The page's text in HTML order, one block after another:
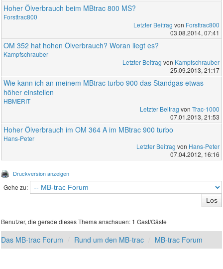
Hoher Ölverbrauch beim MBtrac 800 MS?
Forsttrac800
Letzter Beitrag von Forsttrac800
03.08.2014, 07:41
OM 352 hat hohen Ölverbrauch? Woran liegt es?
Kampfschrauber
Letzter Beitrag von Kampfschrauber
25.09.2013, 21:17
Wie kann ich an meinem MBtrac turbo 900 das Standgas etwas
höher einstellen
HBMERIT
Letzter Beitrag von Trac-1000
07.01.2013, 21:53
Hoher Ölverbrauch im OM 364 A im MBtrac 900 turbo
Hans-Peter
Letzter Beitrag von Hans-Peter
07.04.2012, 16:16
Druckversion anzeigen
Gehe zu:
Benutzer, die gerade dieses Thema anschauen: 1 Gast/Gäste
Das MB-trac Forum Rund um den MB-trac MB-trac Forum